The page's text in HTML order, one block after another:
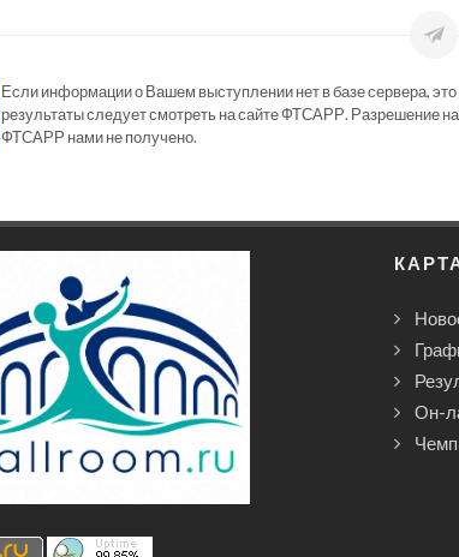
Если информации о Вашем выступлении нет в базе сервера,
результаты следует смотреть на сайте ФТСАРР. Разрешение
ФТСАРР нами не получено.
Он-